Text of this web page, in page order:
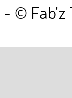
© Fab'z